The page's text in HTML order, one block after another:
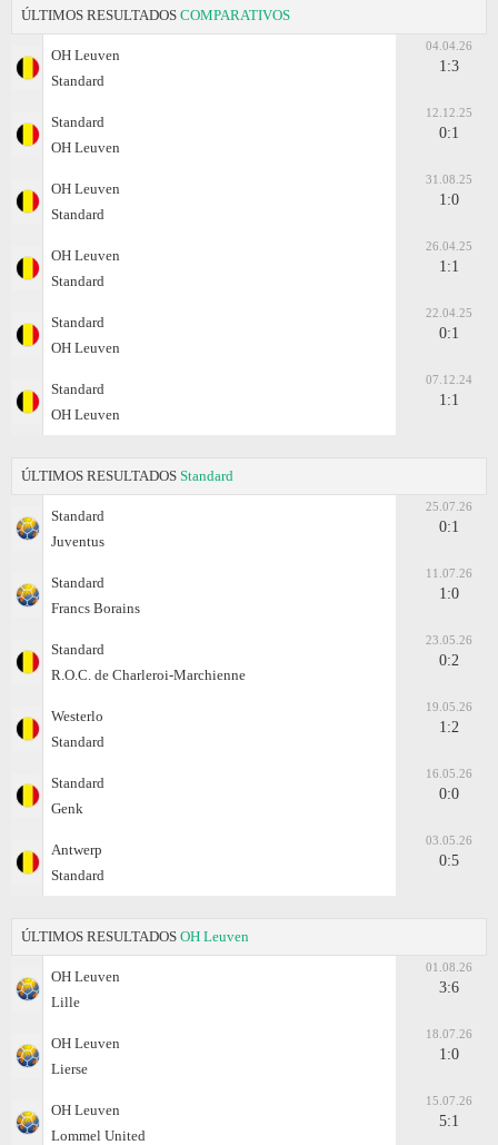
ÚLTIMOS RESULTADOS COMPARATIVOS
OH Leuven
Standard
04.04.26
1:3
Standard
OH Leuven
12.12.25
0:1
OH Leuven
Standard
31.08.25
1:0
OH Leuven
Standard
26.04.25
1:1
Standard
OH Leuven
22.04.25
0:1
Standard
OH Leuven
07.12.24
1:1
ÚLTIMOS RESULTADOS Standard
Standard
Juventus
25.07.26
0:1
Standard
Francs Borains
11.07.26
1:0
Standard
R.O.C. de Charleroi-Marchienne
23.05.26
0:2
Westerlo
Standard
19.05.26
1:2
Standard
Genk
16.05.26
0:0
Antwerp
Standard
03.05.26
0:5
ÚLTIMOS RESULTADOS OH Leuven
OH Leuven
Lille
01.08.26
3:6
OH Leuven
Lierse
18.07.26
1:0
OH Leuven
Lommel United
15.07.26
5:1